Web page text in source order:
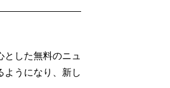
した無料のニュ
うになり、新し